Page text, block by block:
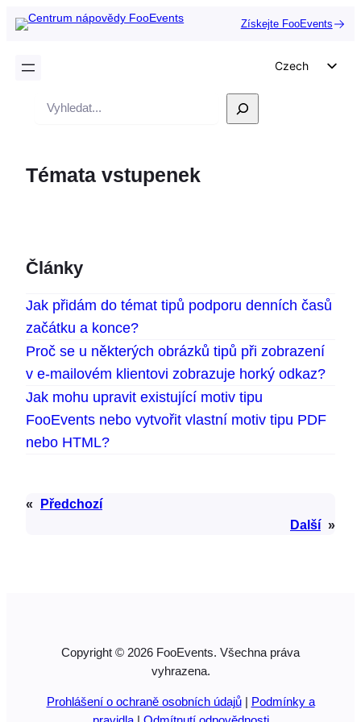
Získejte FooEvents
Czech
Greek
Vyhledávání
Témata vstupenek
Články
Jak přidám do témat tipů podporu denních časů
začátku a konce?
Proč se u některých obrázků tipů při zobrazení
v e-mailovém klientovi zobrazuje horký odkaz?
Jak mohu upravit existující motiv tipu
FooEvents nebo vytvořit vlastní motiv tipu PDF
nebo HTML?
«
Předchozí
Další »
Copyright © 2026 FooEvents. Všechna práva
vyhrazena.
Prohlášení o ochraně osobních údajů|
Podmínky a